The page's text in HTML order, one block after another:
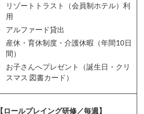
リゾートトラスト（会員制ホテル）利
用
アルファード貸出
産休・育休制度・介護休暇（年間10日
間）
お子さんへプレゼント（誕生日・クリ
スマス 図書カード）
【ロールプレイング研修／毎週】